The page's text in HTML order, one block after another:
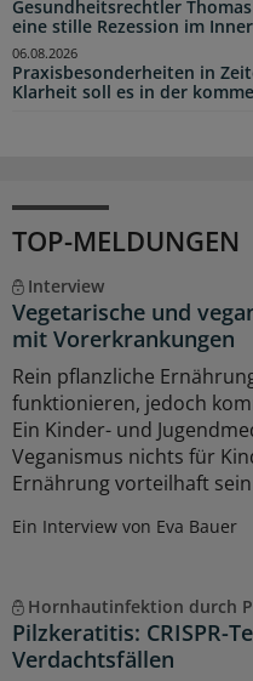
Gesundheitsrechtler
eine stille Rezession im
Praxisbesonderheiten in
Klarheit soll es in der
06.08.2026
TOP-MELDUNGEN
Interview
Vegetarische und
mit Vorerkrankungen
Rein pflanzliche
funktionieren, jedoch
Ein Kinder- und
Veganismus nichts für
Ernährung vorteilhaft
Ein Interview von Eva Bauer
Hornhautinfektion durch
Pilzkeratitis: CRISPR-
Verdachtsfällen